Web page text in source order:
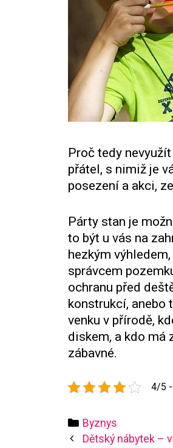
Proč tedy nevyužít
přátel, s nimiž je
posezení a akci,
Párty stan je
to být u vás na
hezkým
správcem
ochranu před
konstrukcí, anebo
venku v přírodě,
diskem, a kdo má
zábavné.
4/5
Categories
Byznys
PostDětský nábytek –